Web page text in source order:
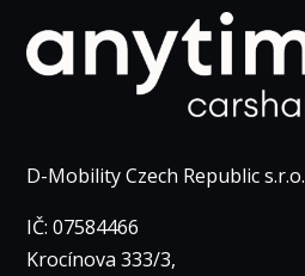
D-Mobility Czech Republic s.r.o.
IČ: 07584466
Krocínova 333/3,